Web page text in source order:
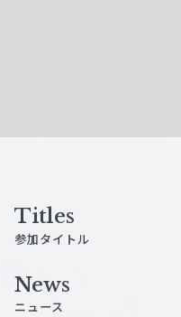
Titles
参加タイトル
News
ニュース